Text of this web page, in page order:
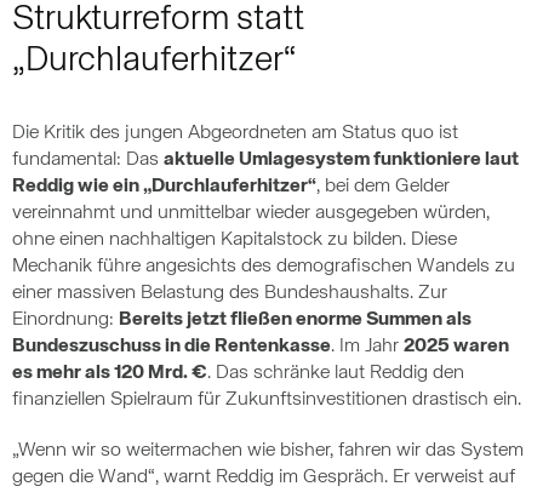
Strukturreform statt
„Durchlauferhitzer“
Die Kritik des jungen Abgeordneten am Status quo ist
fundamental: Das aktuelle Umlagesystem funktioniere laut
Reddig wie ein „Durchlauferhitzer“, bei dem Gelder
vereinnahmt und unmittelbar wieder ausgegeben würden,
ohne einen nachhaltigen Kapitalstock zu bilden. Diese
Mechanik führe angesichts des demografischen Wandels zu
einer massiven Belastung des Bundeshaushalts. Zur
Einordnung: Bereits jetzt fließen enorme Summen als
Bundeszuschuss in die Rentenkasse. Im Jahr 2025 waren
es mehr als 120 Mrd. €. Das schränke laut Reddig den
finanziellen Spielraum für Zukunftsinvestitionen drastisch ein.
„Wenn wir so weitermachen wie bisher, fahren wir das System
gegen die Wand“, warnt Reddig im Gespräch. Er verweist auf